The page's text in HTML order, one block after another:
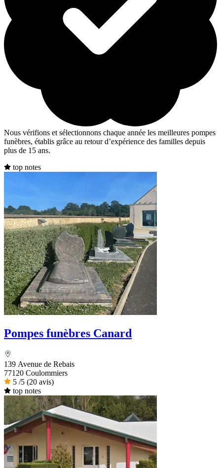
Nous vérifions et sélectionnons chaque année les meilleures pompes
funèbres, établis grâce au retour d’expérience des familles depuis
plus de 15 ans.
top notes
Pompes funèbres Canard
139 Avenue de Rebais
77120 Coulommiers
5 /5 (20 avis)
top notes